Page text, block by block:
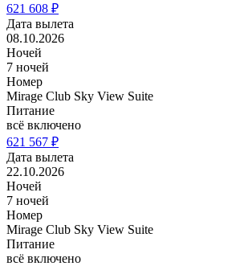
621 608 ₽
Дата вылета
08.10.2026
Ночей
7 ночей
Номер
Mirage Club Sky View Suite
Питание
всё включено
621 567 ₽
Дата вылета
22.10.2026
Ночей
7 ночей
Номер
Mirage Club Sky View Suite
Питание
всё включено